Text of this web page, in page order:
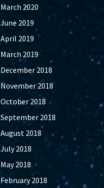
March 2020
June 2019
April 2019
March 2019
December 2018
November 2018
October 2018
September 2018
August 2018
July 2018
May 2018
February 2018